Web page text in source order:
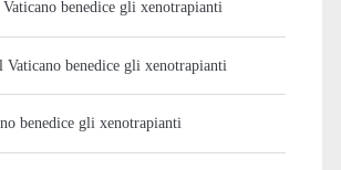
benedice gli xenotrapianti
Vaticano benedice gli xenotrapianti
benedice gli xenotrapianti